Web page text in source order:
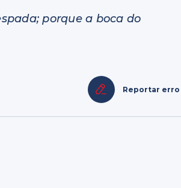
porque a boca do
Reportar erro